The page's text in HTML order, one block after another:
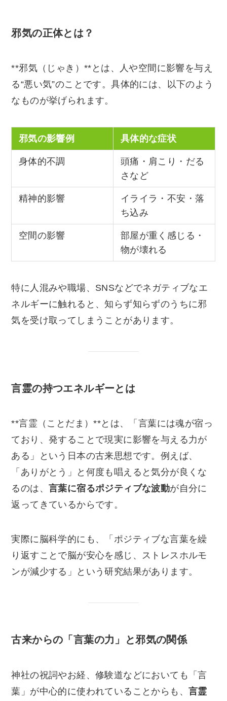
邪気の正体とは？
**邪気（じゃき）**とは、人や空間に影響を与え
る“悪い気”のことです。具体的には、以下のよう
なものが挙げられます。
邪気の影響例 具体的な症状
身体的不調
頭痛・肩こり・だる
さなど
精神的影響
イライラ・不安・落
ち込み
空間の影響
部屋が重く感じる・
物が壊れる
特に人混みや職場、SNSなどでネガティブなエ
ネルギーに触れると、知らず知らずのうちに邪
気を受け取ってしまうことがあります。
言霊の持つエネルギーとは
**言霊（ことだま）**とは、「言葉には魂が宿っ
ており、発することで現実に影響を与える力が
ある」という日本の古来思想です。例えば、
「ありがとう」と何度も唱えると気分が良くな
るのは、言葉に宿るポジティブな波動が自分に
返ってきているからです。
実際に脳科学的にも、「ポジティブな言葉を繰
り返すことで脳が安心を感じ、ストレスホルモ
ンが減少する」という研究結果があります。
古来からの「言葉の力」と邪気の関係
神社の祝詞やお経、修験道などにおいても「言
葉」が中心的に使われていることからも、言霊